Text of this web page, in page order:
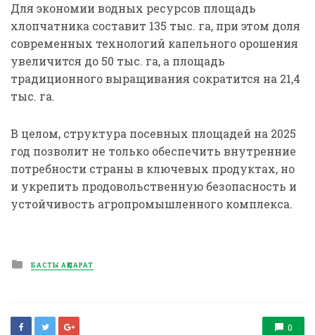
Для экономии водных ресурсов площадь
хлопчатника составит 135 тыс. га, при этом доля
современных технологий капельного орошения
увеличится до 50 тыс. га, а площадь
традиционного выращивания сократится на 21,4
тыс. га.
В целом, структура посевных площадей на 2025
год позволит не только обеспечить внутренние
потребности страны в ключевых продуктах, но
и укрепить продовольственную безопасность и
устойчивость агропромышленного комплекса.
Posted
in
БАСТЫ АҚПАРАТ
0